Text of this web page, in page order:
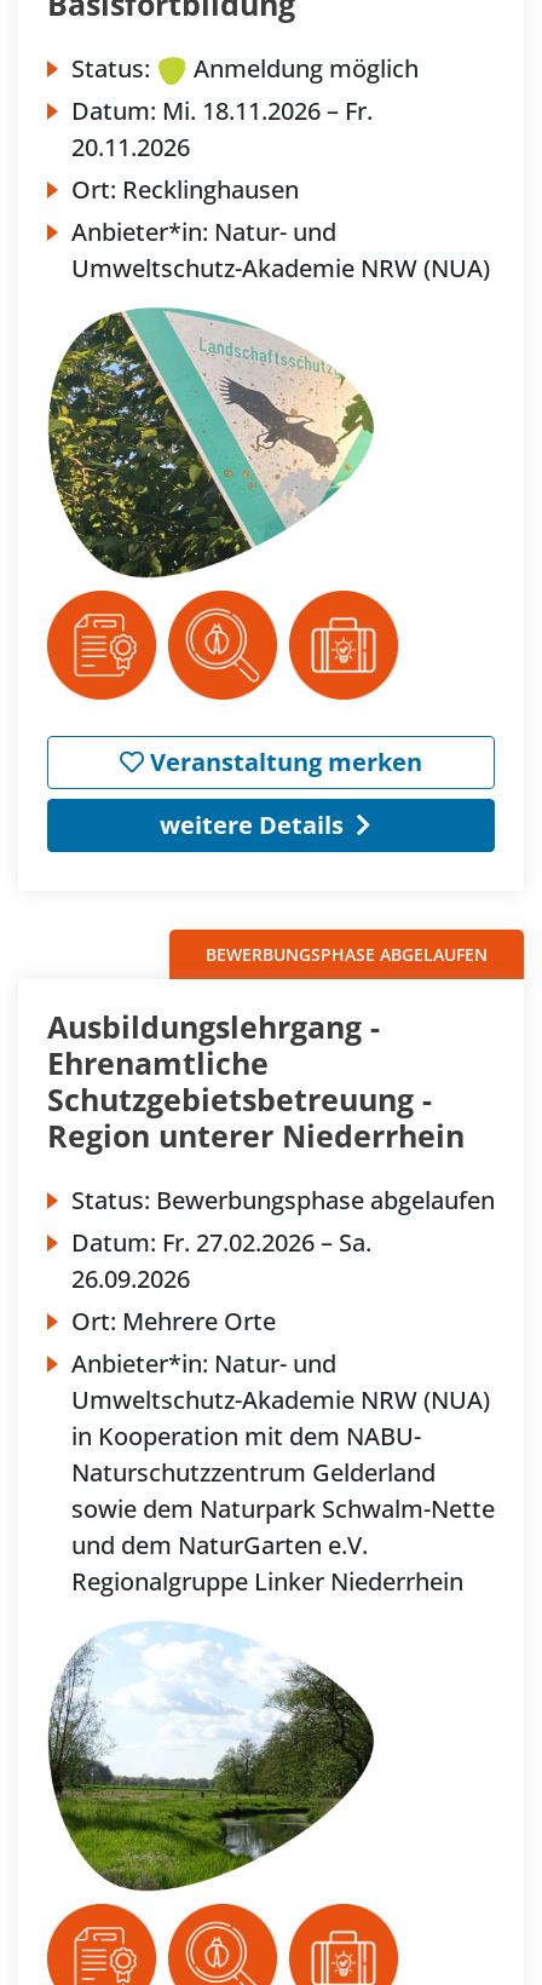
Status:
Anmeldung möglich
Datum: Mi. 18.11.2026 – Fr.
20.11.2026
Ort: Recklinghausen
Anbieter*in: Natur- und
Umweltschutz-Akademie NRW (NUA)
Veranstaltung merken
weitere Details
BEWERBUNGSPHASE ABGELAUFEN
Ausbildungslehrgang -
Ehrenamtliche
Schutzgebietsbetreuung -
Region unterer Niederrhein
Status: Bewerbungsphase abgelaufen
Datum: Fr. 27.02.2026 – Sa.
26.09.2026
Ort: Mehrere Orte
Anbieter*in: Natur- und
Umweltschutz-Akademie NRW (NUA)
in Kooperation mit dem NABU-
Naturschutzzentrum Gelderland
sowie dem Naturpark Schwalm-Nette
und dem NaturGarten e.V.
Regionalgruppe Linker Niederrhein